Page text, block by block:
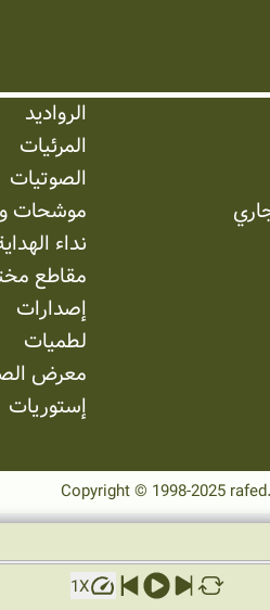
1X
الرواديد
المرئیات
الصوتیات
موشحات
نداء
مقاطع
إصدارات
لطميات
معرض
إستوریات
Copyright © 1998-2025